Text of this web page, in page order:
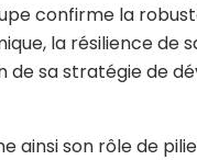
confirme la
la résilience de
de sa stratégie de
ainsi son rôle de